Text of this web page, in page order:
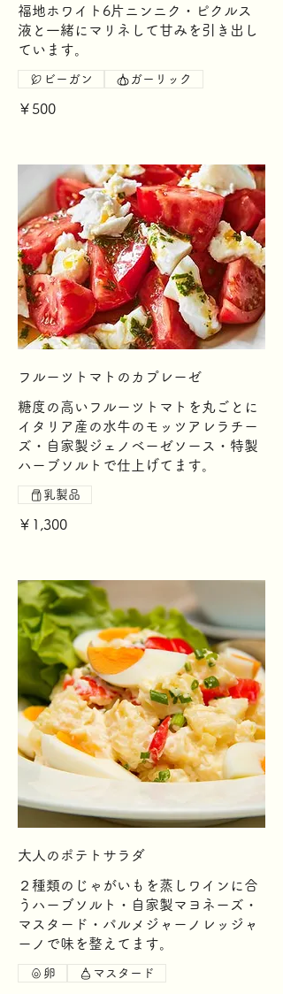
福地ホワイト6片ニンニク・ピクルス
液と一緒にマリネして甘みを引き出し
ています。
￥500
ビーガン ガーリック
フルーツトマトのカプレーゼ
糖度の高いフルーツトマトを丸ごとに
イタリア産の水牛のモッツアレラチー
ズ・自家製ジェノベーゼソース・特製
ハーブソルトで仕上げてます。
￥1,300
乳製品
大人のポテトサラダ
２種類のじゃがいもを蒸しワインに合
うハーブソルト・自家製マヨネーズ・
マスタード・パルメジャーノレッジャ
ーノで味を整えてます。
卵 マスタード